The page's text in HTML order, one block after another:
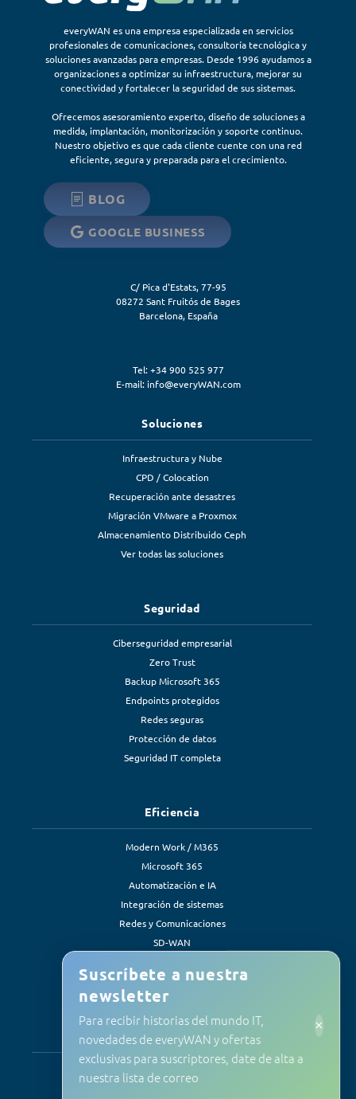
everyWAN es una empresa especializada en servicios
profesionales de comunicaciones, consultoría tecnológica y
soluciones avanzadas para empresas. Desde 1996 ayudamos a
organizaciones a optimizar su infraestructura, mejorar su
conectividad y fortalecer la seguridad de sus sistemas.
Ofrecemos asesoramiento experto, diseño de soluciones a
medida, implantación, monitorización y soporte continuo.
Nuestro objetivo es que cada cliente cuente con una red
eficiente, segura y preparada para el crecimiento.
BLOG
GOOGLE BUSINESS
C/ Pica d'Estats, 77-95
08272 Sant Fruitós de Bages
Barcelona, España
Tel: +34 900 525 977
E-mail: info@everyWAN.com
Soluciones
Infraestructura y Nube
CPD / Colocation
Recuperación ante desastres
Migración VMware a Proxmox
Almacenamiento Distribuido Ceph
Ver todas las soluciones
Seguridad
Ciberseguridad empresarial
Zero Trust
Backup Microsoft 365
Endpoints protegidos
Redes seguras
Protección de datos
Seguridad IT completa
Eficiencia
Modern Work / M365
Microsoft 365
Automatización e IA
Integración de sistemas
Redes y Comunicaciones
SD-WAN
Servicios
Soporte y mantenimiento
Suscríbete a nuestra
newsletter
Para recibir historias del mundo IT,
novedades de everyWAN y ofertas
exclusivas para suscriptores, date de alta a
nuestra lista de correo
×